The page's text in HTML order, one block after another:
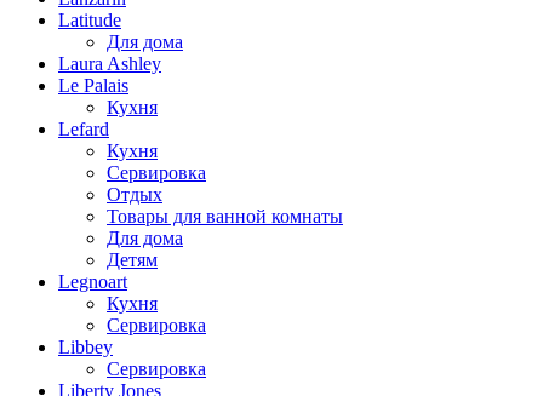
Latitude
Для дома
Laura Ashley
Le Palais
Кухня
Lefard
Кухня
Сервировка
Отдых
Товары для ванной комнаты
Для дома
Детям
Legnoart
Кухня
Сервировка
Libbey
Сервировка
Liberty Jones